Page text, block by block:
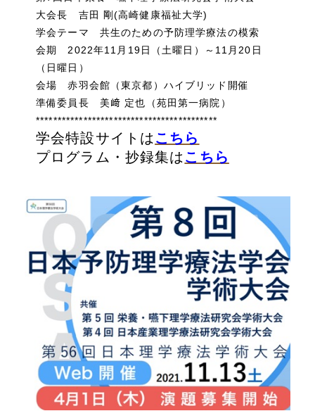
大会長 吉田 剛(高崎健康福祉大学)
学会テーマ 共生のための予防理学療法の模索
会期 2022年11月19日（土曜日）～11月20日
（日曜日）
会場 赤羽会館（東京都）ハイブリッド開催
準備委員長 美﨑 定也（苑田第一病院）
******************************************
学会特設サイトは こちら
プログラム・抄録集は こちら